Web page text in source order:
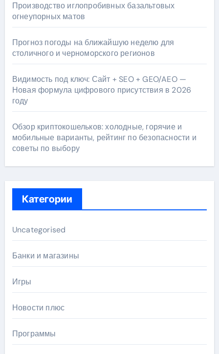
Производство иглопробивных базальтовых
огнеупорных матов
Прогноз погоды на ближайшую неделю для
столичного и черноморского регионов
Видимость под ключ: Сайт + SEO + GEO/AEO —
Новая формула цифрового присутствия в 2026
году
Обзор криптокошельков: холодные, горячие и
мобильные варианты, рейтинг по безопасности и
советы по выбору
Категории
Uncategorised
Банки и магазины
Игры
Новости плюс
Программы